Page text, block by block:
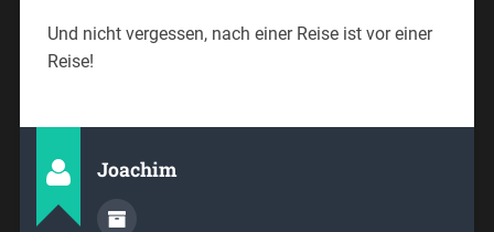
Und nicht vergessen, nach einer Reise ist vor einer
Reise!
Joachim